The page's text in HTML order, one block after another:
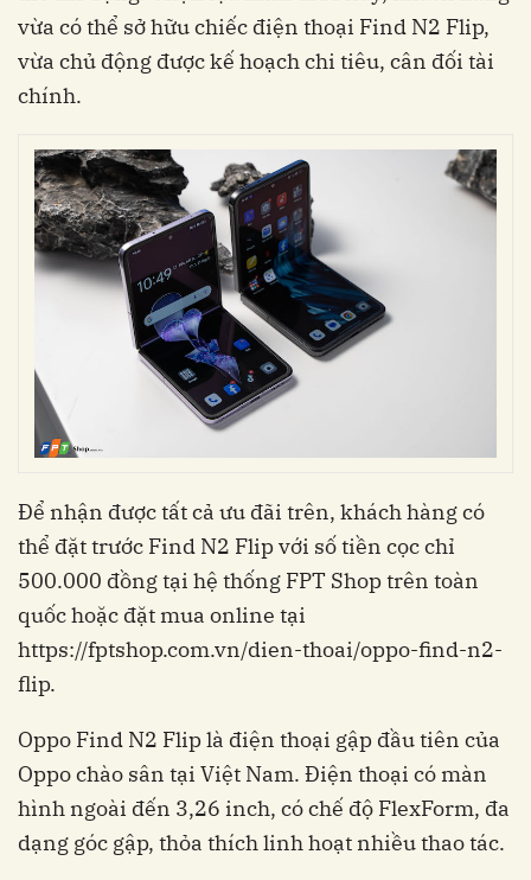
vừa có thể sở hữu chiếc điện thoại Find N2 Flip,
vừa chủ động được kế hoạch chi tiêu, cân đối tài
chính.
Để nhận được tất cả ưu đãi trên, khách hàng có
thể đặt trước Find N2 Flip với số tiền cọc chỉ
500.000 đồng tại hệ thống FPT Shop trên toàn
quốc hoặc đặt mua online tại
https://fptshop.com.vn/dien-thoai/oppo-find-n2-
flip.
Oppo Find N2 Flip là điện thoại gập đầu tiên của
Oppo chào sân tại Việt Nam. Điện thoại có màn
hình ngoài đến 3,26 inch, có chế độ FlexForm, đa
dạng góc gập, thỏa thích linh hoạt nhiều thao tác.